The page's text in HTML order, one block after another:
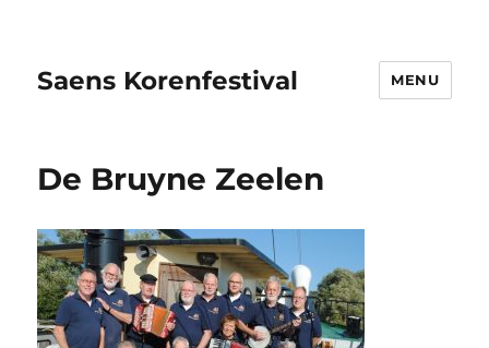
Saens Korenfestival MENU
De Bruyne Zeelen